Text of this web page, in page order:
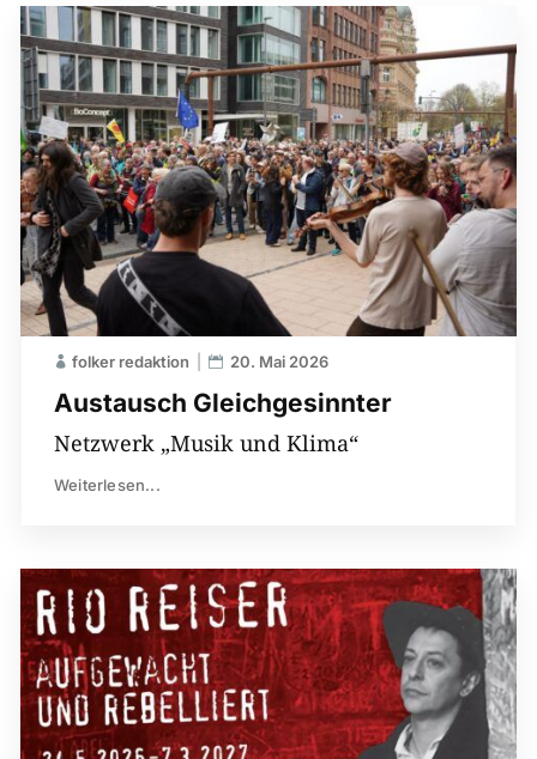
Austausch Gleichgesinnter
folker redaktion 20. Mai 2026
Netzwerk „Musik und Klima“
Weiterlesen...